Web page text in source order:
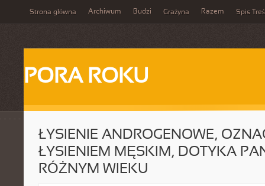
Strona główna Archiwum Budzi Grażyna Razem Spis
PORA ROKU
ŁYSIENIE ANDROGENOWE,
ŁYSIENIEM MĘSKIM, DOTYKA
RÓŻNYM WIEKU